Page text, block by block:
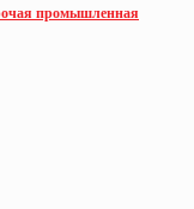
промышленная